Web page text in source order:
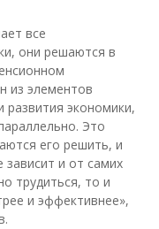
все
они решаются в
из элементов
экономики,
Это
его решить, и
и от самих
трудиться, то и
и эффективнее»,